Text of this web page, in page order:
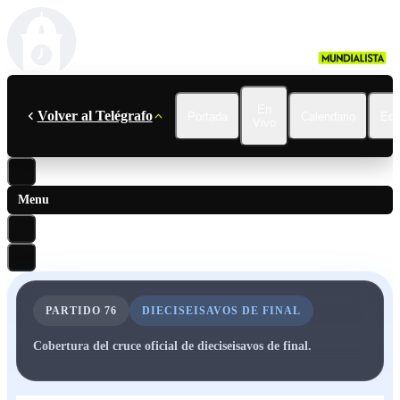
Volver al Telégrafo
Menu
PARTIDO 76 DIECISEISAVOS DE FINAL
Cobertura del cruce oficial de dieciseisavos de final.